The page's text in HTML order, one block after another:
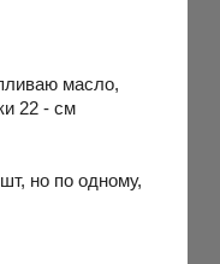
масло,
22 - см
но по одному,